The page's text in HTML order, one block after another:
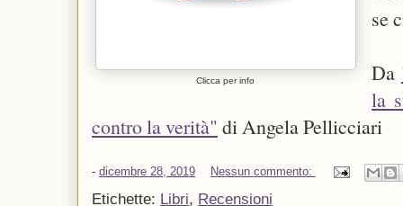
Clicca per info
se
Da
la
contro la verità" di Angela Pellicciari
- dicembre 28, 2019 Nessun commento:
Etichette: Libri, Recensioni